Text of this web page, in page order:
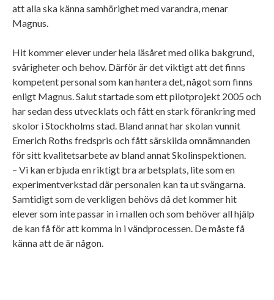
att alla ska känna samhörighet med varandra, menar
Magnus.
Hit kommer elever under hela läsåret med olika bakgrund,
svårigheter och behov. Därför är det viktigt att det finns
kompetent personal som kan hantera det, något som finns
enligt Magnus. Salut startade som ett pilotprojekt 2005 och
har sedan dess utvecklats och fått en stark förankring med
skolor i Stockholms stad. Bland annat har skolan vunnit
Emerich Roths fredspris och fått särskilda omnämnanden
för sitt kvalitetsarbete av bland annat Skolinspektionen.
– Vi kan erbjuda en riktigt bra arbetsplats, lite som en
experimentverkstad där personalen kan ta ut svängarna.
Samtidigt som de verkligen behövs då det kommer hit
elever som inte passar in i mallen och som behöver all hjälp
de kan få för att komma in i vändprocessen. De måste få
känna att de är någon.